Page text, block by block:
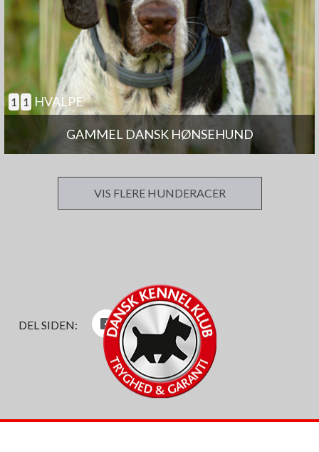
GAMMEL DANSK HØNSEHUND
1 1 HVALPE
VIS FLERE HUNDERACER
DEL SIDEN: